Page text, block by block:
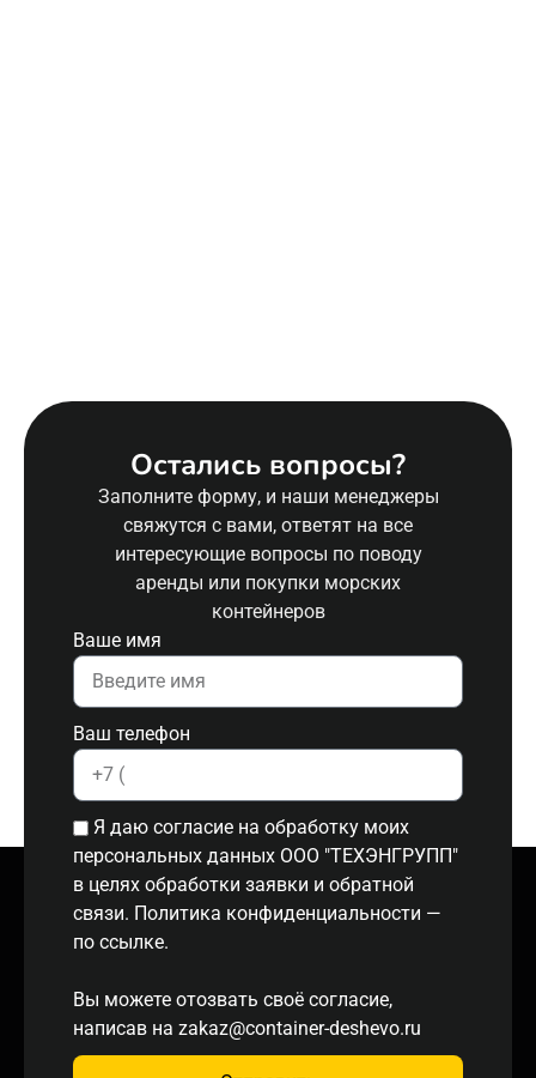
Остались вопросы?
Заполните форму, и наши менеджеры
свяжутся с вами, ответят на все
интересующие вопросы по поводу
аренды или покупки морских
контейнеров
Ваше имя
Ваш телефон
Я даю согласие на обработку моих
персональных данных ООО "ТЕХЭНГРУПП"
в целях обработки заявки и обратной
связи. Политика конфиденциальности —
по ссылке.
Вы можете отозвать своё согласие,
написав на zakaz@container-deshevo.ru